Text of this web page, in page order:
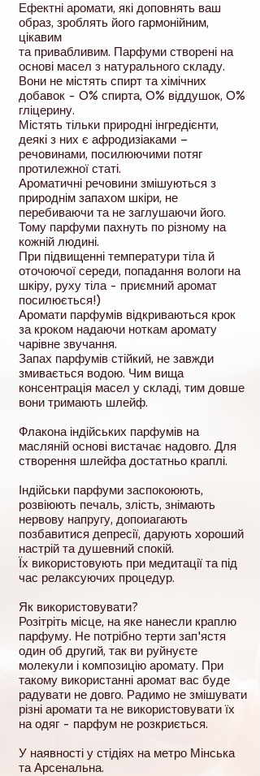
Ефектні аромати, які доповнять ваш
образ, зроблять його гармонійним,
цікавим
та привабливим. Парфуми створені на
основі масел з натурального складу.
Вони не містять спирт та хімічних
добавок - 0% спирта, 0% віддушок, 0%
гліцерину.
Містять тільки природні інгредієнти,
деякі з них є афродизіаками –
речовинами, посилюючими потяг
протилежної статі.
Ароматичні речовини змішуються з
природнім запахом шкіри, не
перебиваючи та не заглушаючи його.
Тому парфуми пахнуть по різному на
кожній людині.
При підвищенні температури тіла й
оточоючої середи, попадання вологи на
шкіру, руху тіла - приємний аромат
посилюється!)
Аромати парфумів відкриваються крок
за кроком надаючи ноткам аромату
чарівне звучання.
Запах парфумів стійкий, не завжди
змивається водою. Чим вища
консентрація масел у складі, тим довше
вони тримають шлейф.
Флакона індійських парфумів на
масляній основі вистачає надовго. Для
створення шлейфа достатньо краплі.
Індійськи парфуми заспокоюють,
розвіюють печаль, злість, знімають
нервову напругу, допоиагають
позбавитися депресії, дарують хороший
настрій та душевний спокій.
Їх використовують при медитації та під
час релаксуючих процедур.
Як використовувати?
Розітріть місце, на яке нанесли краплю
парфуму. Не потрібно терти зап'ястя
один об другий, так ви руйнуєте
молекули і композицію аромату. При
такому використанні аромат вас буде
радувати не довго. Радимо не змішувати
різні аромати та не використовувати їх
на одяг - парфум не розкриється.
У наявності у стідіях на метро Мінська
та Арсенальна.